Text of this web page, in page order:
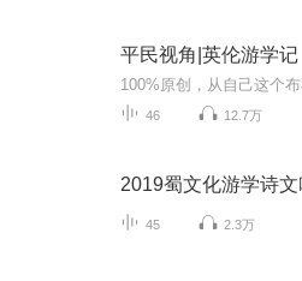
平民视角|英伦游学记
46 12.7万
2019蜀文化游学诗
45 2.3万